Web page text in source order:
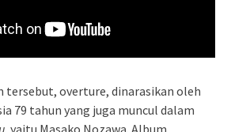
tersebut, overture, dinarasikan oleh
79 tahun yang juga muncul dalam
, yaitu Masako Nozawa. Album